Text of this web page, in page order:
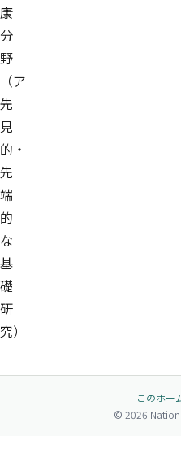
康
分
野
（ア
先
見
的・
先
端
的
な
基
礎
研
究）
このホー
© 2026